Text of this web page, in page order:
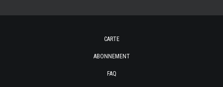
CARTE
ABONNEMENT
FAQ